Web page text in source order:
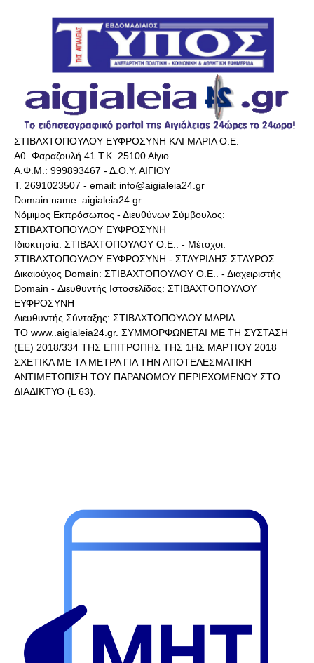
ΣΤΙΒΑΧΤΟΠΟΥΛΟΥ ΕΥΦΡΟΣΥΝΗ ΚΑΙ ΜΑΡΙΑ Ο.Ε.
Αθ. Φαραζουλή 41 Τ.Κ. 25100 Αίγιο
Α.Φ.Μ.: 999893467 - Δ.Ο.Υ. ΑΙΓΙΟΥ
Τ. 2691023507 - email: info@aigialeia24.gr
Domain name: aigialeia24.gr
Νόμιμος Εκπρόσωπος - Διευθύνων Σύμβουλος:
ΣΤΙΒΑΧΤΟΠΟΥΛΟΥ ΕΥΦΡΟΣΥΝΗ
Ιδιοκτησία: ΣΤΙΒΑΧΤΟΠΟΥΛΟΥ Ο.Ε.. - Μέτοχοι:
ΣΤΙΒΑΧΤΟΠΟΥΛΟΥ ΕΥΦΡΟΣΥΝΗ - ΣΤΑΥΡΙΔΗΣ ΣΤΑΥΡΟΣ
Δικαιούχος Domain: ΣΤΙΒΑΧΤΟΠΟΥΛΟΥ Ο.Ε.. - Διαχειριστής
Domain - Διευθυντής Ιστοσελίδας: ΣΤΙΒΑΧΤΟΠΟΥΛΟΥ
ΕΥΦΡΟΣΥΝΗ
Διευθυντής Σύνταξης: ΣΤΙΒΑΧΤΟΠΟΥΛΟΥ ΜΑΡΙΑ
ΤΟ www..aigialeia24.gr. ΣΥΜΜΟΡΦΩΝΕΤΑΙ ΜΕ ΤΗ ΣΥΣΤΑΣΗ
(ΕΕ) 2018/334 ΤΗΣ ΕΠΙΤΡΟΠΗΣ ΤΗΣ 1ΗΣ ΜΑΡΤΙΟΥ 2018
ΣΧΕΤΙΚΑ ΜΕ ΤΑ ΜΕΤΡΑ ΓΙΑ ΤΗΝ ΑΠΟΤΕΛΕΣΜΑΤΙΚΗ
ΑΝΤΙΜΕΤΩΠΙΣΗ ΤΟΥ ΠΑΡΑΝΟΜΟΥ ΠΕΡΙΕΧΟΜΕΝΟΥ ΣΤΟ
ΔΙΑΔΙΚΤΥΟ (L 63).